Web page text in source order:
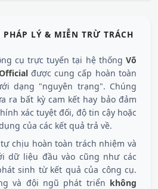
LÝ & MIỄN TRỪ TRÁCH
cụ trực tuyến tại hệ thống Võ
được cung cấp hoàn toàn
dạng "nguyên trạng". Chúng
ra bất kỳ cam kết hay bảo đảm
xác tuyệt đối, độ tin cậy hoặc
của các kết quả trả về.
chịu hoàn toàn trách nhiệm và
dữ liệu đầu vào cũng như các
sinh từ kết quả của công cụ.
và đội ngũ phát triển không